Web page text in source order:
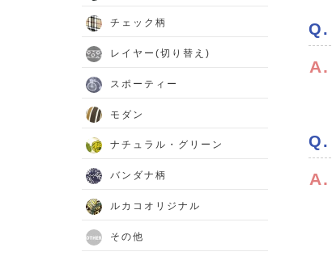
チェック柄
レイヤー(切り替え)
スポーティー
モダン
ナチュラル・グリーン
バンダナ柄
ルカコオリジナル
その他